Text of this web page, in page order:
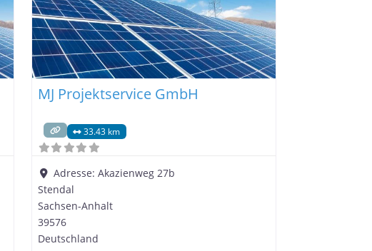
MJ Projektservice GmbH
33.43 km
Adresse: Akazienweg 27b
Stendal
Sachsen-Anhalt
39576
Deutschland